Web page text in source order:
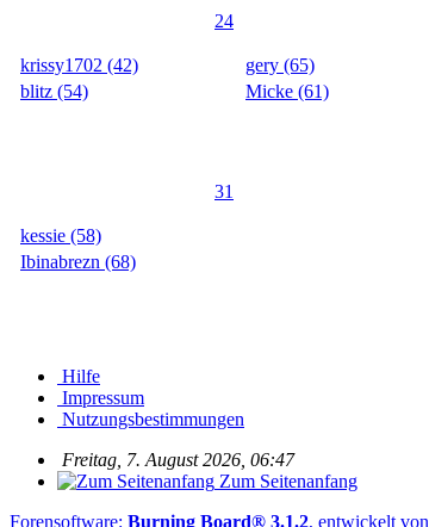
24
krissy1702 (42)
blitz (54)
gery (65)
Micke (61)
31
kessie (58)
Ibinabrezn (68)
Hilfe
Impressum
Nutzungsbestimmungen
Freitag, 7. August 2026, 06:47
Zum Seitenanfang
Forensoftware: Burning Board® 3.1.2, entwickelt von